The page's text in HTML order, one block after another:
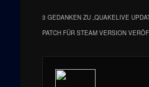
3 GEDANKEN ZU „ QUAKELIVE
ATCH FÜR STEAM VERSION